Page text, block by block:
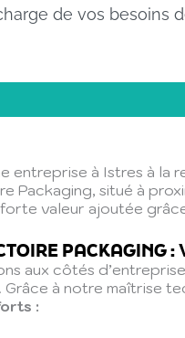
de vos besoins
entreprise à Istres à la
Packaging, situé à
valeur ajoutée
PACKAGING :
aux côtés
à notre maîtrise
: